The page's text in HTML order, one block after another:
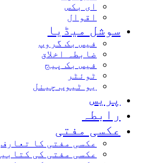
ای بکس
اقوال
سوشل میڈیا
فیس بک گروپ
ضابطہ اخلاق
فیس بک پیج
ٹوئٹر
یو ٹیوب چینل
پریس
رابطہ
عکسی مفتی
عکسی مفتی کا تعارف
عکسی مفتی کی